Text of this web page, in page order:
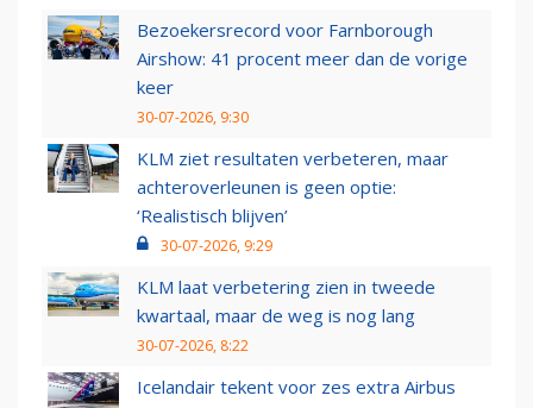
Bezoekersrecord voor Farnborough
Airshow: 41 procent meer dan de vorige
keer
30-07-2026, 9:30
KLM ziet resultaten verbeteren, maar
achteroverleunen is geen optie:
‘Realistisch blijven’
30-07-2026, 9:29
KLM laat verbetering zien in tweede
kwartaal, maar de weg is nog lang
30-07-2026, 8:22
Icelandair tekent voor zes extra Airbus